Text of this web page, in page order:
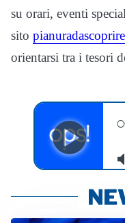
su orari, eventi
sito
orientarsi tra i tesori